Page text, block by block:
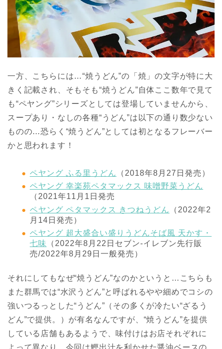
一方、こちらには…“焼うどん”の「焼」の文字が特に大
きく記載され、そもそも“焼うどん”自体ここ数年で見て
も“ペヤング”シリーズとしては登場していませんから、
スープあり・なしの各種“うどん”は以下の通り数少ない
ものの…恐らく“焼うどん”としては初となるフレーバー
かと思われます！
ペヤング ふる里うどん
（2018年8月27日発売）
ペヤング 幸楽苑ペタマックス 味噌野菜うどん
（2021年11月1日発売
ペヤング ペタマックス きつねうどん
（2022年2
月14日発売）
ペヤング 超大盛合い盛りうどんそば風 天かす・
七味
（2022年8月22日セブン-イレブン先行販
売/2022年8月29日一般発売）
それにしてもなぜ“焼うどん”なのかというと…こちらも
また群馬では“水沢うどん”と呼ばれるやや細めでコシの
強いつるっとした“うどん”（その多くが冷たい“ざるう
どん”で提供。）が有名なんですが、“焼うどん”を提供
している店舗もあるようで、味付けはお店それぞれに